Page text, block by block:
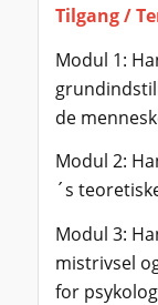
Tilgang /
Modul 1:
de
Modul 2:
´s
Modul 3:
mistrivsel
for